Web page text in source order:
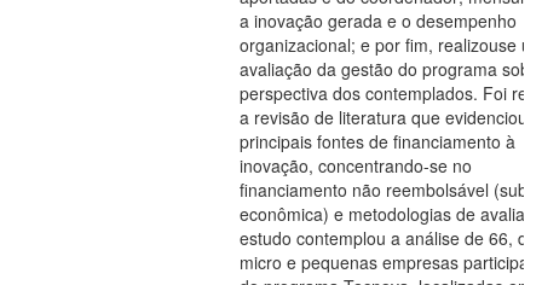
a inovação gerada e o desempenho
organizacional; e por fim, realizouse
avaliação da gestão do programa sob
perspectiva dos contemplados. Foi
a revisão de literatura que evidenciou
principais fontes de financiamento à
inovação, concentrando-se no
financiamento não reembolsável
econômica) e metodologias de
estudo contemplou a análise de 66,
micro e pequenas empresas